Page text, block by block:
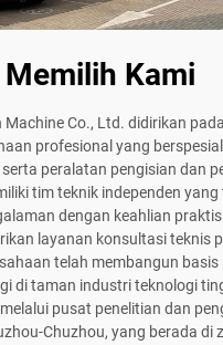
Kami
Machine Co., Ltd. didirikan
profesional yang
peralatan pengisian dan
tim teknik independen
dengan keahlian
layanan konsultasi teknis
telah membangun
di taman industri teknologi
pusat penelitian dan
Chuzhou, yang berada di